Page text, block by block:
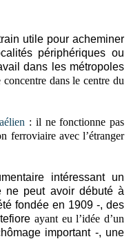
utile pour acheminer
périphériques ou
dans les métropoles
concentre dans le centre du
: il ne fonctionne pas
ferroviaire avec l’étranger
intéressant un
ne peut avoir débuté à
fondée en 1909 -, des
ayant eu l’idée d’un
important -, une